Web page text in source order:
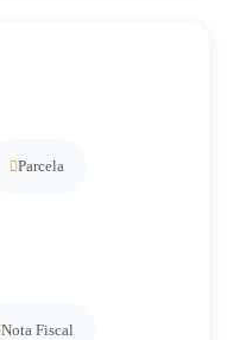
Parcela
Nota Fiscal